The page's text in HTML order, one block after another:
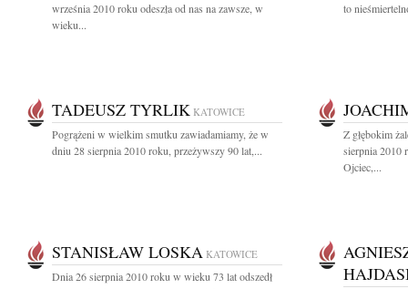
września 2010 roku odeszła od nas na zawsze, w
wieku...
to
TADEUSZ TYRLIK KATOWICE
Pogrążeni w wielkim smutku zawiadamiamy, że w
dniu 28 sierpnia 2010 roku, przeżywszy 90 lat,...
Z głębokim
sierpnia 2010
Ojciec,...
STANISŁAW LOSKA KATOWICE
Dnia 26 sierpnia 2010 roku w wieku 73 lat odszedł